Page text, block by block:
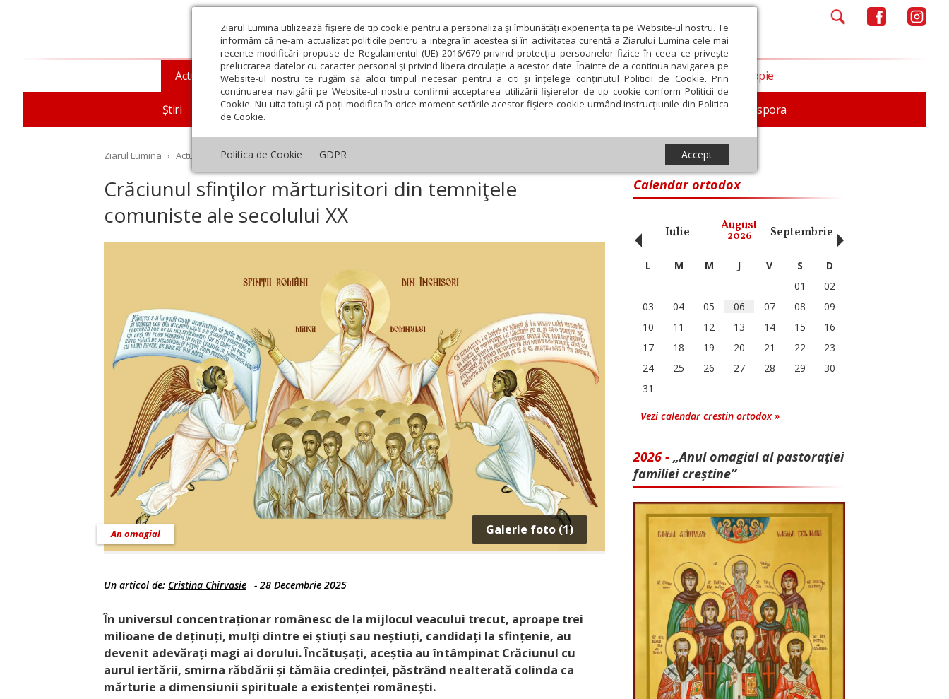
Ziarul Lumina utilizează fişiere de tip cookie pentru a personaliza și îmbunătăți experiența ta pe Website-ul nostru. Te
informăm că ne-am actualizat politicile pentru a integra în acestea și în activitatea curentă a Ziarului Lumina cele mai
recente modificări propuse de Regulamentul (UE) 2016/679 privind protecția persoanelor fizice în ceea ce privește
prelucrarea datelor cu caracter personal și privind libera circulație a acestor date. Înainte de a continua navigarea pe
Website-ul nostru te rugăm să aloci timpul necesar pentru a citi și înțelege conținutul Politicii de Cookie. Prin
continuarea navigării pe Website-ul nostru confirmi acceptarea utilizării fişierelor de tip cookie conform Politicii de
Cookie. Nu uita totuși că poți modifica în orice moment setările acestor fişiere cookie urmând instrucțiunile din Politica
de Cookie.
Politica de Cookie GDPR Accept
Actualitate religioasă
Știri Mesaje și cuvântări An omagial Comunicate de presă Documentar In memoriam Diaspora
Teologie și spiritualitate Educaţie și Cultură Societate Opinii Filantropie
Ziarul Lumina › Actualitate religioasă › An omagial › Crăciunul sfinţilor mărturisitori din temniţele comuniste ale secolului XX
Crăciunul sfinţilor mărturisitori din temniţele
comuniste ale secolului XX
Galerie foto (1)
An omagial
Un articol de: Cristina Chirvasie - 28 Decembrie 2025
În universul concentraționar românesc de la mijlocul veacului trecut, aproape trei
milioane de deținuți, mulți dintre ei știuți sau neștiuți, candidați la sfințenie, au
devenit adevărați magi ai dorului. Încătușați, aceștia au întâmpinat Crăciunul cu
aurul iertării, smirna răbdării și tămâia credinței, păstrând nealterată colinda ca
mărturie a dimensiunii spirituale a existenței românești.
Calendar ortodox
Iulie August
2026 Septembrie Octombrie
‹ L M M J V S
D
01
02
03
04 05 06 07 08
09
10
11 12 13 14 15
16
17
18 19 20 21 22
23
24
25 26 27 28 29
30
31
Vezi calendar crestin ortodox »
2026 - „Anul omagial al pastorației
familiei creștine”